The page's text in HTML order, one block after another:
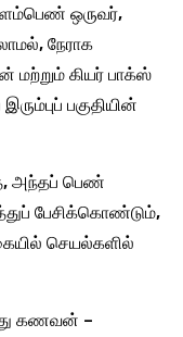
ஒருவர்,
நேராக
மற்றும் கியர் பாக்ஸ்
பகுதியின்
அந்தப் பெண்
பேசிக்கொண்டும்,
செயல்களில்
கணவன் –